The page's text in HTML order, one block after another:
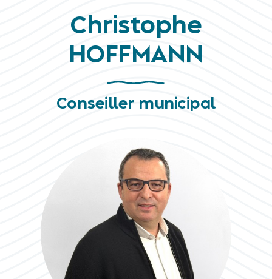
Christophe
HOFFMANN
Conseiller municipal